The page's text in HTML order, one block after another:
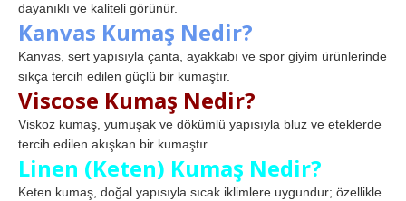
dayanıklı ve kaliteli görünür.
Kanvas Kumaş Nedir?
Kanvas, sert yapısıyla çanta, ayakkabı ve spor giyim ürünlerinde
sıkça tercih edilen güçlü bir kumaştır.
Viscose Kumaş Nedir?
Viskoz kumaş, yumuşak ve dökümlü yapısıyla bluz ve eteklerde
tercih edilen akışkan bir kumaştır.
Linen (Keten) Kumaş Nedir?
Keten kumaş, doğal yapısıyla sıcak iklimlere uygundur; özellikle